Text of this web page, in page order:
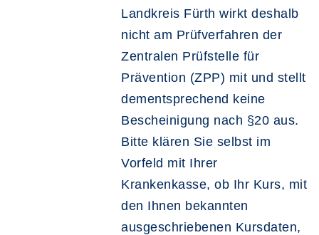
Landkreis Fürth wirkt deshalb
nicht am Prüfverfahren der
Zentralen Prüfstelle für
Prävention (ZPP) mit und stellt
dementsprechend keine
Bescheinigung nach §20 aus.
Bitte klären Sie selbst im
Vorfeld mit Ihrer
Krankenkasse, ob Ihr Kurs, mit
den Ihnen bekannten
ausgeschriebenen Kursdaten,